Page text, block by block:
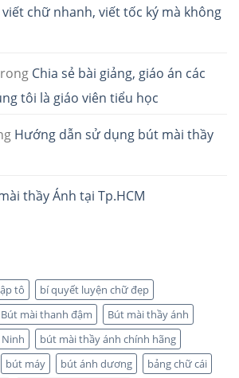
viết chữ nhanh, viết tốc ký mà không
Chia sẻ bài giảng, giáo án các
tôi là giáo viên tiểu học
Hướng dẫn sử dụng bút mài thầy
thầy Ánh tại Tp.HCM
tô
bí quyết luyện chữ đẹp
Bút mài thanh đậm
Bút mài thầy ánh
bút mài thầy ánh chính hãng
bút máy bút ánh dương
bảng chữ cái